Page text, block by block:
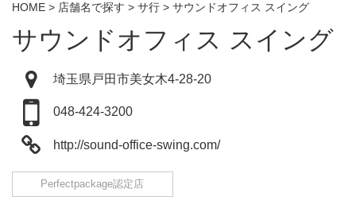
HOME > 店舗名で探す > サ行 > サウンドオフィス スイング
サウンドオフィス スイング
埼玉県戸田市美女木4-28-20
048-424-3200
http://sound-office-swing.com/
Perfectpackage認定店